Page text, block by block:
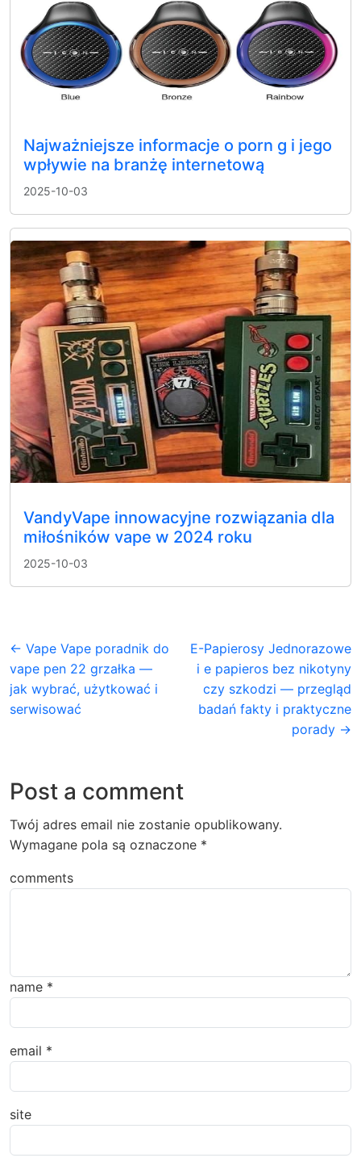
Najważniejsze informacje o porn g i jego
wpływie na branżę internetową
2025-10-03
VandyVape innowacyjne rozwiązania dla
miłośników vape w 2024 roku
2025-10-03
← Vape Vape poradnik do
vape pen 22 grzałka —
jak wybrać, użytkować i
serwisować
E-Papierosy Jednorazowe
i e papieros bez nikotyny
czy szkodzi — przegląd
badań fakty i praktyczne
porady →
Post a comment
Twój adres email nie zostanie opublikowany.
Wymagane pola są oznaczone *
comments
name *
email *
site